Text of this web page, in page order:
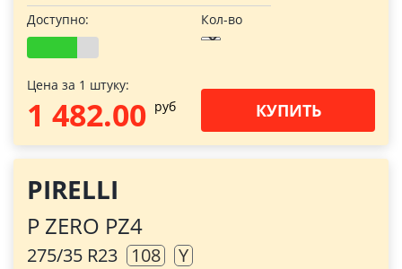
Доступно: Кол-во
Цена за 1 штуку:
1 482.00 pуб КУПИТЬ
PIRELLI
P ZERO PZ4
275/35 R23 108 Y